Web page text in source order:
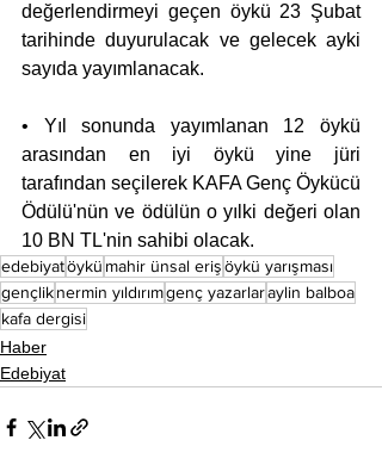
değerlendirmeyi geçen öykü 23 Şubat
tarihinde duyurulacak ve gelecek ayki
sayıda yayımlanacak.
• Yıl sonunda yayımlanan 12 öykü
arasından en iyi öykü yine jüri
tarafından seçilerek KAFA Genç Öykücü
Ödülü'nün ve ödülün o yılki değeri olan
10 BN TL'nin sahibi olacak.
edebiyatöykü mahir ünsal erişöykü yarışması
gençliknermin yıldırımgenç yazarlaraylin balboa
kafa dergisi
Haber
Edebiyat